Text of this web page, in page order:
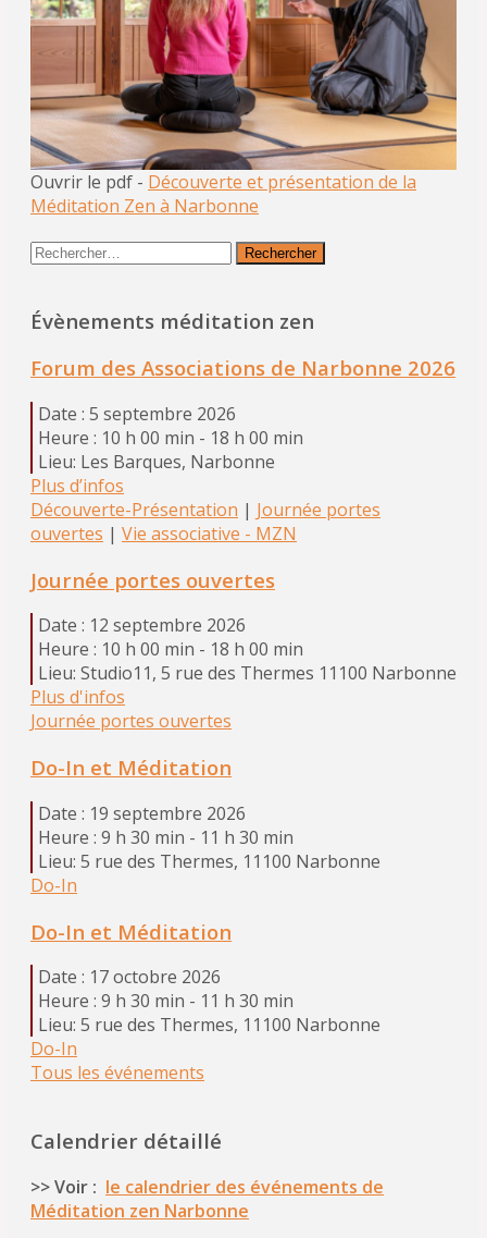
Ouvrir le pdf - Découverte et présentation de la
Méditation Zen à Narbonne
Rechercher :
Évènements méditation zen
Forum des Associations de Narbonne 2026
Date : 5 septembre 2026
Heure : 10 h 00 min - 18 h 00 min
Lieu: Les Barques, Narbonne
Plus d’infos
Découverte-Présentation | Journée portes
ouvertes | Vie associative - MZN
Journée portes ouvertes
Date : 12 septembre 2026
Heure : 10 h 00 min - 18 h 00 min
Lieu: Studio11, 5 rue des Thermes 11100 Narbonne
Plus d'infos
Journée portes ouvertes
Do-In et Méditation
Date : 19 septembre 2026
Heure : 9 h 30 min - 11 h 30 min
Lieu: 5 rue des Thermes, 11100 Narbonne
Do-In
Do-In et Méditation
Date : 17 octobre 2026
Heure : 9 h 30 min - 11 h 30 min
Lieu: 5 rue des Thermes, 11100 Narbonne
Do-In
Tous les événements
Calendrier détaillé
>> Voir : le calendrier des événements de
Méditation zen Narbonne